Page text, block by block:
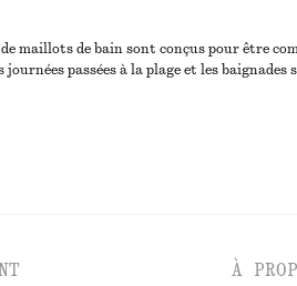
maillots de bain sont conçus pour être
passées à la plage et les baignades
À